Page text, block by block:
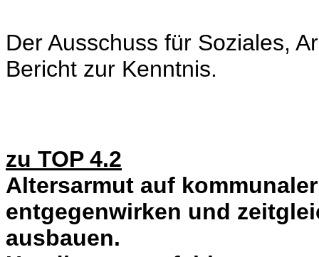
Der Ausschuss für Soziales,
Bericht zur Kenntnis.
zu TOP 4.2
Altersarmut auf
entgegenwirken und
ausbauen.